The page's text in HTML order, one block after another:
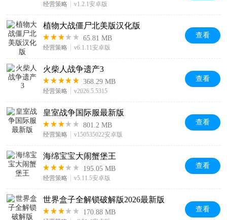
经营策略 v1.2.1安卓版
植物大战僵尸北美版汉化版
65.81 MB
经营策略 v6.1.11安卓版
查看
火柴人战争遗产3
368.29 MB
经营策略 v2026.5.5315
查看
皇室战争国际服最新版
801.2 MB
经营策略 v150535022安卓版
查看
海绵宝宝大闹蟹堡王
195.05 MB
经营策略 v5.11.5安卓版
查看
世界盒子全解锁破解版2026最新版
170.88 MB 查看